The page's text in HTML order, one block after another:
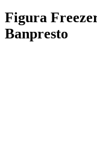
Figura
Banpresto